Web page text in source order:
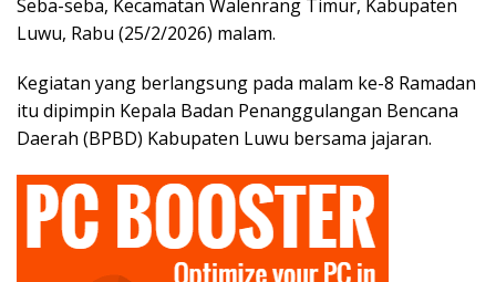
Seba-seba, Kecamatan Walenrang Timur, Kabupaten
Luwu, Rabu (25/2/2026) malam.
Kegiatan yang berlangsung pada malam ke-8 Ramadan
itu dipimpin Kepala Badan Penanggulangan Bencana
Daerah (BPBD) Kabupaten Luwu bersama jajaran.